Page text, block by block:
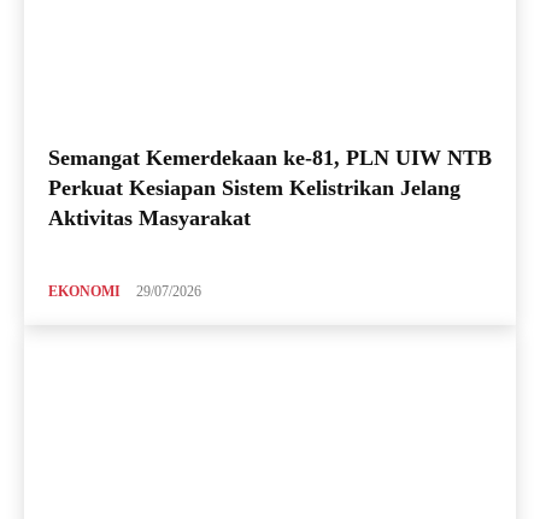
Semangat Kemerdekaan ke-81, PLN UIW NTB
Perkuat Kesiapan Sistem Kelistrikan Jelang
Aktivitas Masyarakat
EKONOMI 29/07/2026